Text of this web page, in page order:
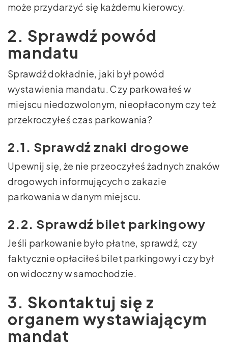
może przydarzyć się każdemu kierowcy.
2. Sprawdź powód
mandatu
Sprawdź dokładnie, jaki był powód
wystawienia mandatu. Czy parkowałeś w
miejscu niedozwolonym, nieopłaconym czy też
przekroczyłeś czas parkowania?
2.1. Sprawdź znaki drogowe
Upewnij się, że nie przeoczyłeś żadnych znaków
drogowych informujących o zakazie
parkowania w danym miejscu.
2.2. Sprawdź bilet parkingowy
Jeśli parkowanie było płatne, sprawdź, czy
faktycznie opłaciłeś bilet parkingowy i czy był
on widoczny w samochodzie.
3. Skontaktuj się z
organem wystawiającym
mandat